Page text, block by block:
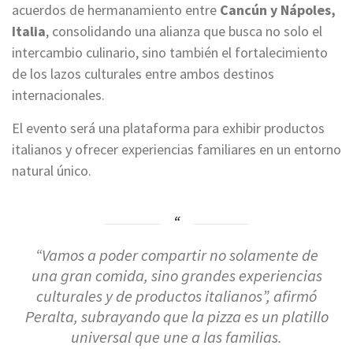
acuerdos de hermanamiento entre Cancún y Nápoles,
Italia, consolidando una alianza que busca no solo el
intercambio culinario, sino también el fortalecimiento
de los lazos culturales entre ambos destinos
internacionales.
El evento será una plataforma para exhibir productos
italianos y ofrecer experiencias familiares en un entorno
natural único.
“Vamos a poder compartir no solamente de
una gran comida, sino grandes experiencias
culturales y de productos italianos”, afirmó
Peralta, subrayando que la pizza es un platillo
universal que une a las familias.